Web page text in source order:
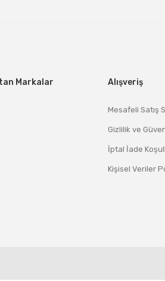
Markalar Alışveriş
Mesafeli Satış
Gizlilik ve
İptal İade
Kişisel Veriler